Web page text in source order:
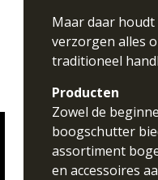
Maar daar
verzorgen alles
traditioneel
Producten
Zowel de
boogschutter
assortiment
en accessoires